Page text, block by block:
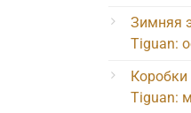
Зимняя
Tiguan:
Коробки
Tiguan: